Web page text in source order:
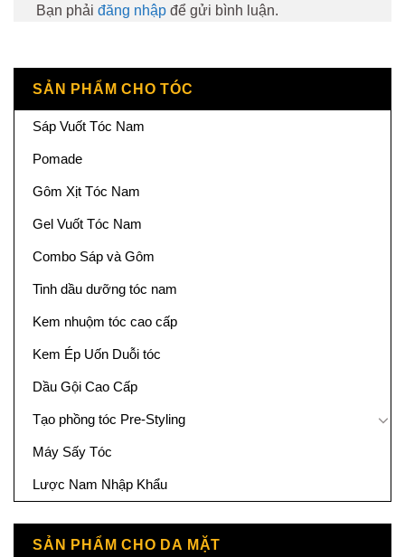
SẢN PHẨM CHO TÓC
Sáp Vuốt Tóc Nam
Pomade
Gôm Xịt Tóc Nam
Gel Vuốt Tóc Nam
Combo Sáp và Gôm
Tinh dầu dưỡng tóc nam
Kem nhuộm tóc cao cấp
Kem Ép Uốn Duỗi tóc
Dầu Gội Cao Cấp
Tạo phồng tóc Pre-Styling
Máy Sấy Tóc
Lược Nam Nhập Khẩu
SẢN PHẨM CHO DA MẶT
Bạn phải đăng nhập để gửi bình luận.